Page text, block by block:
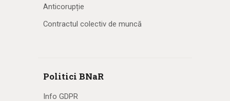
Anticorupție
Contractul colectiv de muncă
Politici BNaR
Info GDPR